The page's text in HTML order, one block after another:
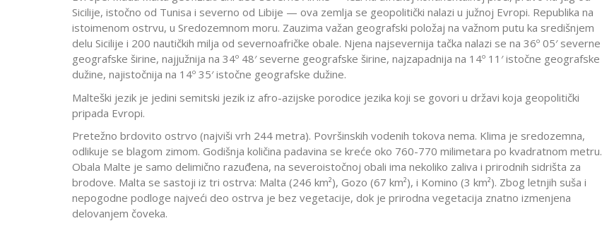
Sicilije, istočno od Tunisa i severno od Libije — ova zemlja se geopolitički nalazi u južnoj Evropi. Republika na
istoimenom ostrvu, u Sredozemnom moru. Zauzima važan geografski položaj na važnom putu ka središnjem
delu Sicilije i 200 nautičkih milja od severnoafričke obale. Njena najsevernija tačka nalazi se na 36º 05′ severne
geografske širine, najjužnija na 34º 48′ severne geografske širine, najzapadnija na 14º 11′ istočne geografske
dužine, najistočnija na 14º 35′ istočne geografske dužine.
Malteški jezik je jedini semitski jezik iz afro-azijske porodice jezika koji se govori u državi koja geopolitički
pripada Evropi.
Pretežno brdovito ostrvo (najviši vrh 244 metra). Površinskih vodenih tokova nema. Klima je sredozemna,
odlikuje se blagom zimom. Godišnja količina padavina se kreće oko 760-770 milimetara po kvadratnom metru.
Obala Malte je samo delimično razuđena, na severoistočnoj obali ima nekoliko zaliva i prirodnih sidrišta za
brodove. Malta se sastoji iz tri ostrva: Malta (246 km²), Gozo (67 km²), i Komino (3 km²). Zbog letnjih suša i
nepogodne podloge najveći deo ostrva je bez vegetacije, dok je prirodna vegetacija znatno izmenjena
delovanjem čoveka.